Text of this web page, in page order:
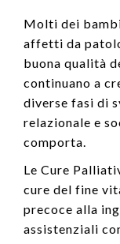
Molti dei
affetti da
buona qualità
continuano a
diverse fasi di
relazionale e
comporta.
Le Cure
cure del fine
precoce alla
assistenziali